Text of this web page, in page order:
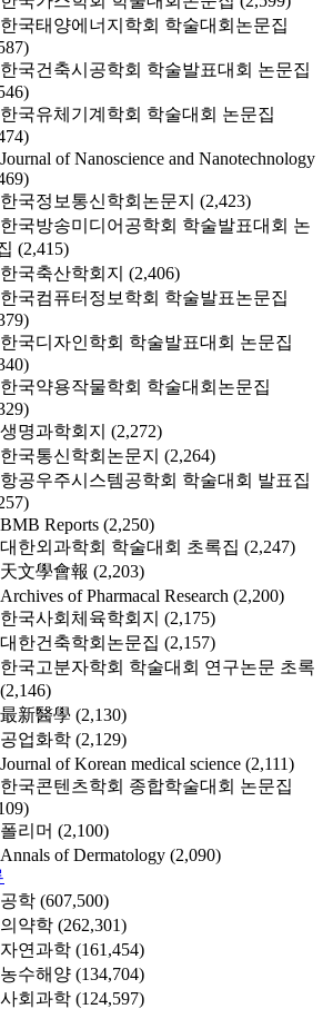
한국태양에너지학회 학술대회논문집
한국건축시공학회 학술발표대회 논문집
한국유체기계학회 학술대회 논문집
Journal of Nanoscience and Nanotechnology
한국정보통신학회논문지 (2,423)
한국방송미디어공학회 학술발표대회 논
(2,415)
한국축산학회지 (2,406)
한국컴퓨터정보학회 학술발표논문집
한국디자인학회 학술발표대회 논문집
한국약용작물학회 학술대회논문집
생명과학회지 (2,272)
한국통신학회논문지 (2,264)
항공우주시스템공학회 학술대회 발표집
BMB Reports (2,250)
대한외과학회 학술대회 초록집 (2,247)
天文學會報 (2,203)
Archives of Pharmacal Research (2,200)
한국사회체육학회지 (2,175)
대한건축학회논문집 (2,157)
한국고분자학회 학술대회 연구논문 초록
(2,146)
最新醫學 (2,130)
공업화학 (2,129)
Journal of Korean medical science (2,111)
한국콘텐츠학회 종합학술대회 논문집
폴리머 (2,100)
Annals of Dermatology (2,090)
공학 (607,500)
의약학 (262,301)
자연과학 (161,454)
농수해양 (134,704)
사회과학 (124,597)